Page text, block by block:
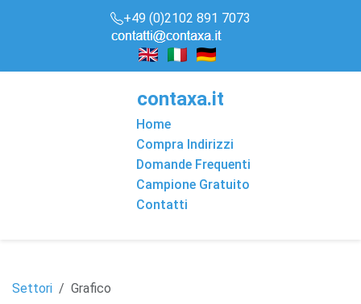
+49 (0)2102 891 7073
contaxa.it
Home
Compra Indirizzi
Domande Frequenti
Campione Gratuito
Contatti
Settori Grafico